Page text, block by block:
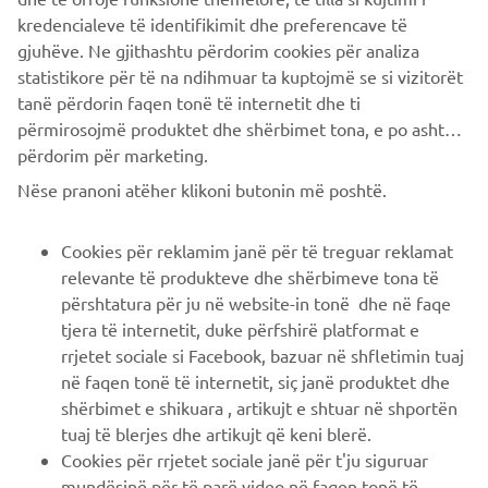
Base sul Credito ai Consumatori" presso la rete di vendita
e sul sito www.santanderconsumer.it, sez. Trasparenza.
Salvo approvazione di Santander Consumer Bank.
PIÙ YAMAHA
SUPPORTO
NEWSLETTER
Conoscerai in anteprima le ultime offerte, gli eventi speciali, le
kredencialeve të identifikimit dhe preferencave të
gjuhëve. Ne gjithashtu përdorim cookies për analiza
statistikore për të na ndihmuar ta kuptojmë se si vizitorët
tanë përdorin faqen tonë të internetit dhe ti
përmirosojmë produktet dhe shërbimet tona, e po ashtu ti
përdorim për marketing.
Nëse pranoni atëher klikoni butonin më poshtë.
Cookies për reklamim janë për të treguar reklamat
relevante të produkteve dhe shërbimeve tona të
përshtatura për ju në website-in tonë dhe në faqe
tjera të internetit, duke përfshirë platformat e
rrjetet sociale si Facebook, bazuar në shfletimin tuaj
në faqen tonë të internetit, siç janë produktet dhe
shërbimet e shikuara , artikujt e shtuar në shportën
tuaj të blerjes dhe artikujt që keni blerë.
Cookies për rrjetet sociale janë për t'ju siguruar